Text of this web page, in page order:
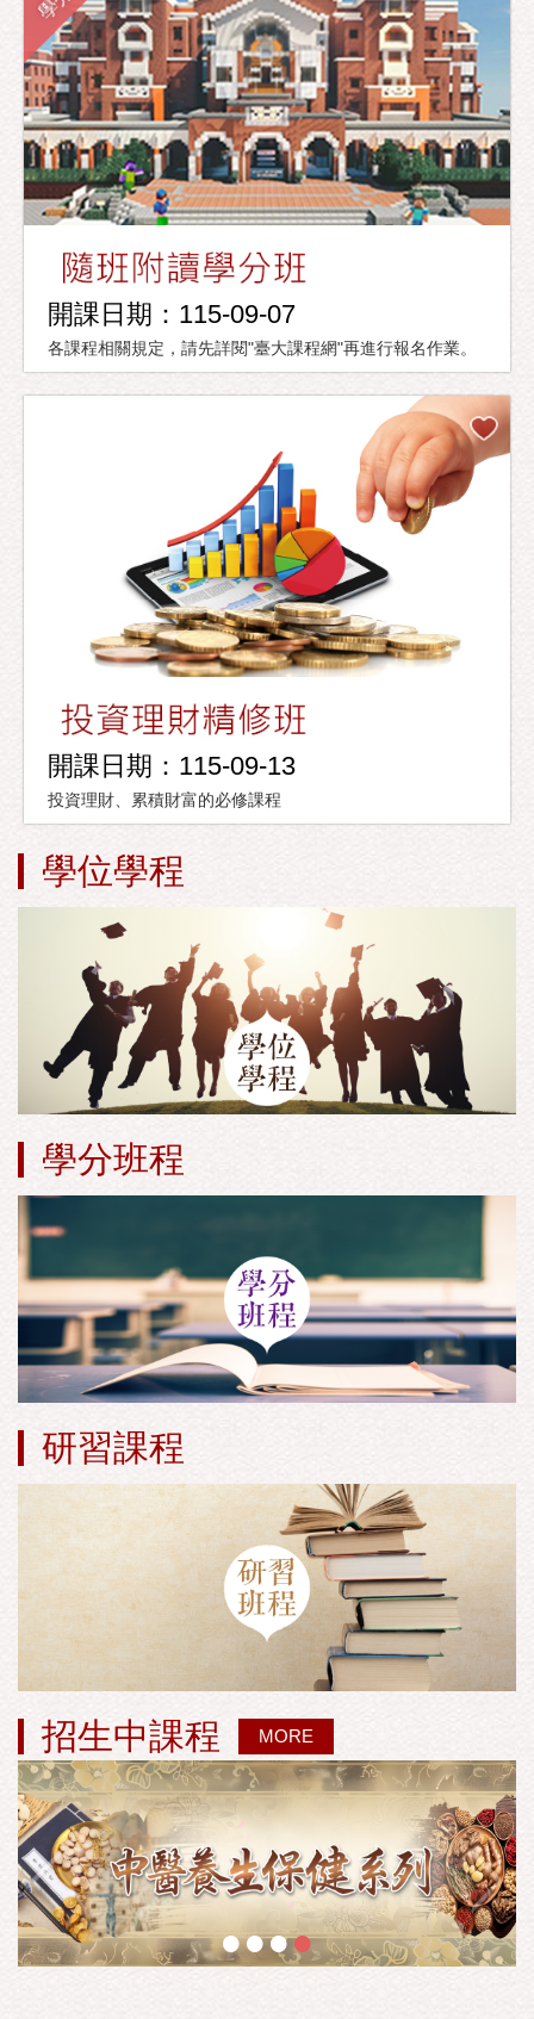
開課日期：115-09-07
各課程相關規定，請先詳閱"臺大課程網"再進行報名作業。
開課日期：115-09-13
投資理財、累積財富的必修課程
學位學程
學分班程
研習課程
招生中課程 MORE
••••